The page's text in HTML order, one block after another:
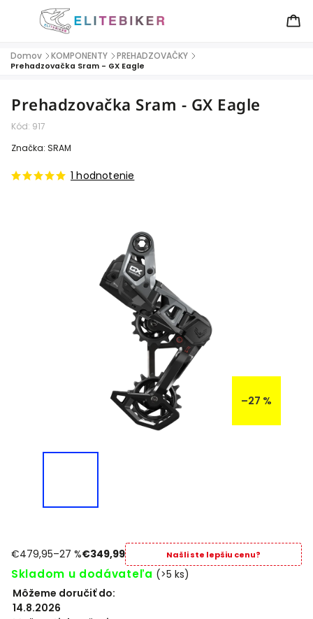
Domov / KOMPONENTY / PREHADZOVAČKY /
Prehadzovačka Sram - GX Eagle
Prehadzovačka Sram - GX Eagle
Kód: 917
1 hodnotenie
Značka: SRAM
–27 %
€479,95–27 %€349,99 Našli ste lepšiu cenu?
Skladom u dodávateľa (>5 ks)
Môžeme doručiť do:
14.8.2026